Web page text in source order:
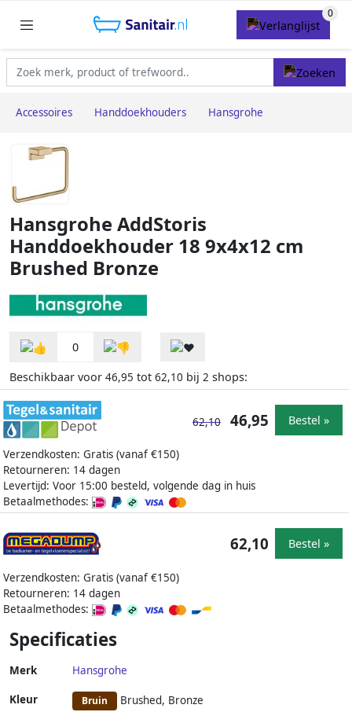
Accessoires Handdoekhouders Hansgrohe
Hansgrohe AddStoris
Handdoekhouder 18 9x4x12 cm
Brushed Bronze
0
Beschikbaar voor 46,95 tot 62,10 bij 2 shops:
Verzendkosten: Gratis (vanaf €150)
Retourneren: 14 dagen
Levertijd: Voor 15:00 besteld, volgende dag in huis
Betaalmethodes:
62,10 46,95 Bestel »
Verzendkosten: Gratis (vanaf €150)
Retourneren: 14 dagen
Betaalmethodes:
62,10 Bestel »
Specificaties
Merk Hansgrohe
Kleur Bruin Brushed, Bronze